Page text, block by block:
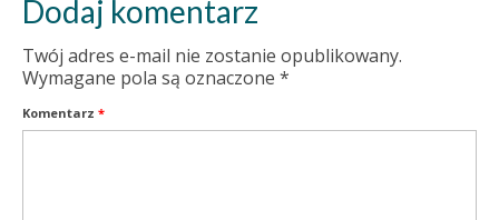
Dodaj komentarz
Twój adres e-mail nie zostanie opublikowany.
Wymagane pola są oznaczone *
Komentarz *